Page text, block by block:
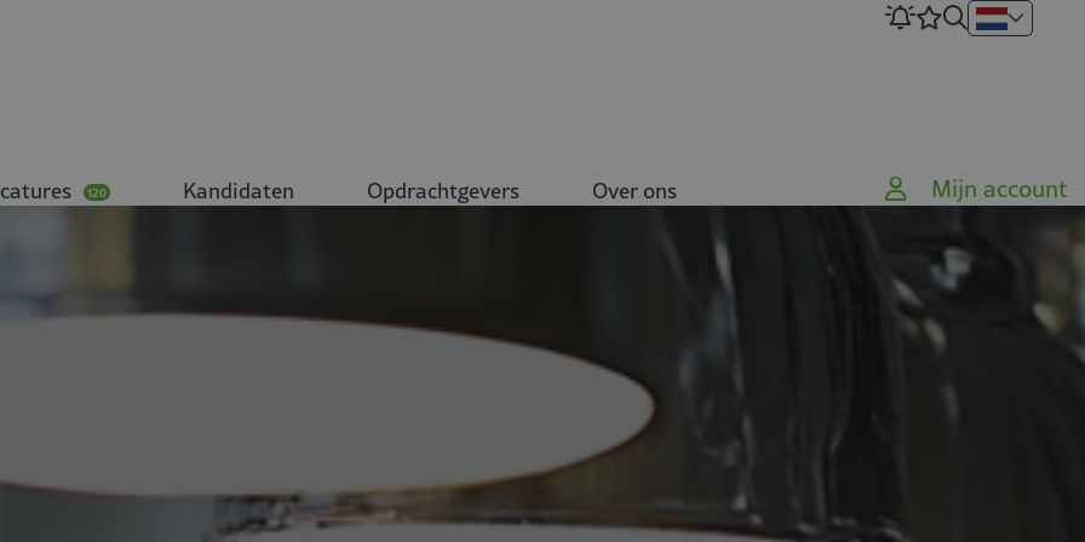
120 Kandidaten Opdrachtgevers Over ons Mijn account